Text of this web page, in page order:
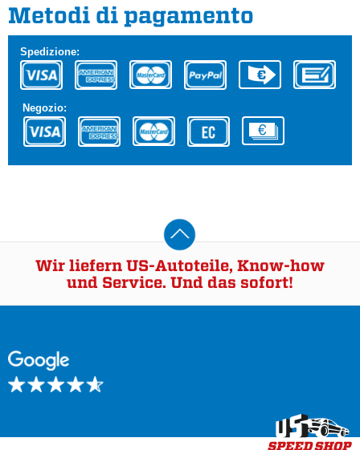
Metodi di pagamento
Spedizione:
Negozio:
Wir liefern US-Autoteile, Know-how
und Service. Und das sofort!